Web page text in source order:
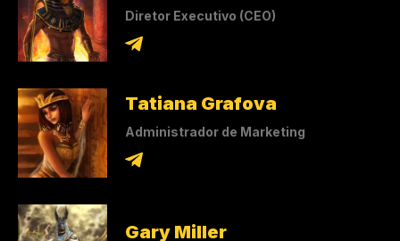
Diretor Executivo (CEO)
Tatiana Grafova
Administrador de Marketing
Gary Miller